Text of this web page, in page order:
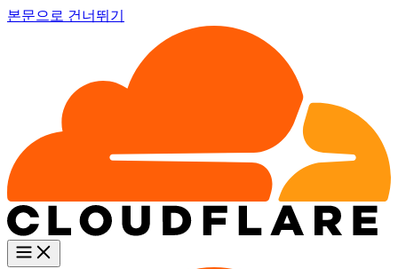
본문으로 건너뛰기